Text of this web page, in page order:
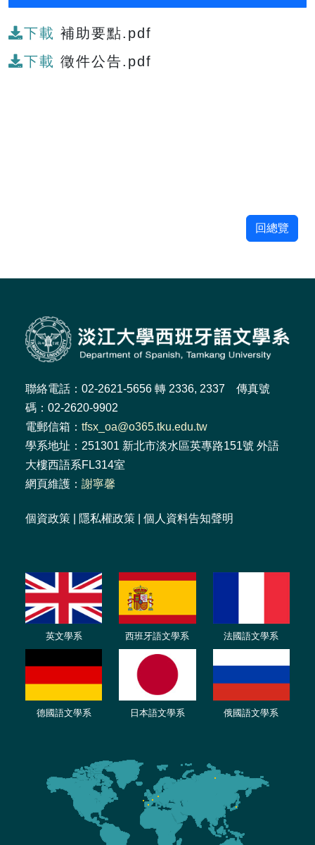
下載 補助要點.pdf
下載 徵件公告.pdf
回總覽
聯絡電話：02-2621-5656 轉 2336, 2337 傳真號
碼：02-2620-9902
電郵信箱： tfsx_oa@o365.tku.edu.tw
學系地址：251301 新北市淡水區英專路151號 外語
大樓西語系FL314室
網頁維護： 謝寧馨
個資政策 隱私權政策 個人資料告知聲明
英文學系 西班牙語文學系 法國語文學系
德國語文學系 日本語文學系 俄國語文學系